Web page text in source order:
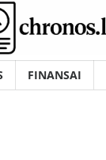
FINANSAI